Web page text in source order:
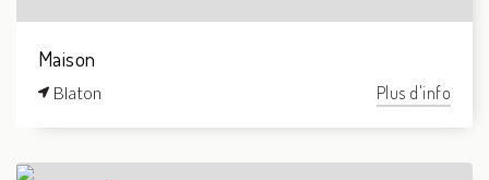
Maison
Blaton Plus d'info